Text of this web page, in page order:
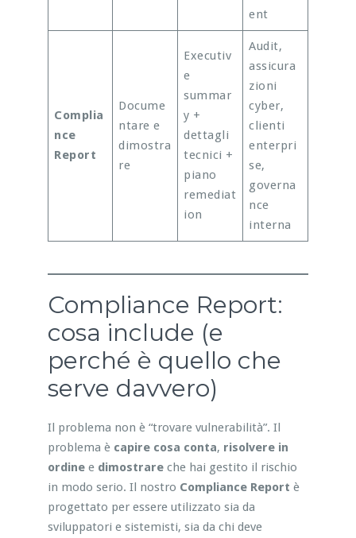
ent
Complia
nce
Report
Docume
ntare e
dimostra
re
Executiv
e
summar
y +
dettagli
tecnici +
piano
remediat
ion
Audit,
assicura
zioni
cyber,
clienti
enterpri
se,
governa
nce
interna
Compliance Report:
cosa include (e
perché è quello che
serve davvero)
Il problema non è “trovare vulnerabilità”. Il
problema è capire cosa conta, risolvere in
ordinee dimostrareche hai gestito il rischio
in modo serio. Il nostro Compliance Report è
progettato per essere utilizzato sia da
sviluppatori e sistemisti, sia da chi deve